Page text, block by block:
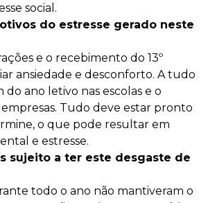
social.
do estresse gerado neste
e o recebimento do 13º
ansiedade e desconforto. A tudo
do ano letivo nas escolas e o
Tudo deve estar pronto
o que pode resultar em
e estresse.
sujeito a ter este desgaste de
todo o ano não mantiveram o